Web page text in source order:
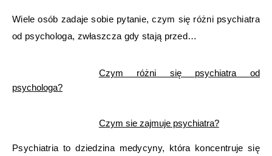
Wiele osób zadaje sobie pytanie, czym się różni psychiatra
od psychologa, zwłaszcza gdy stają przed…
Czym różni się psychiatra od
psychologa?
Czym sie zajmuje psychiatra?
Psychiatria to dziedzina medycyny, która koncentruje się